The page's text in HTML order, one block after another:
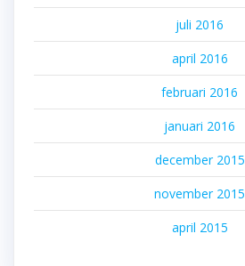
juli 2016
april 2016
februari 2016
januari 2016
december 2015
november 2015
april 2015